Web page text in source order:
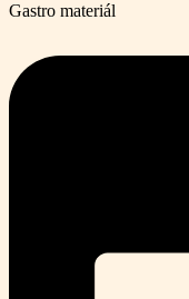
Gastro materiál